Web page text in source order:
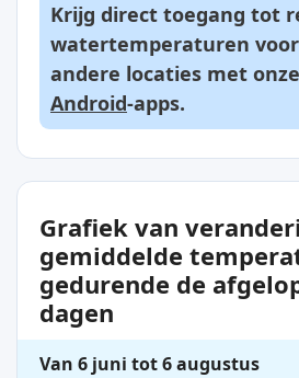
Krijg direct toegang tot
watertemperaturen
andere locaties met onze
Android-apps.
Grafiek van
gemiddelde
gedurende de
dagen
Van 6 juni tot 6 augustus